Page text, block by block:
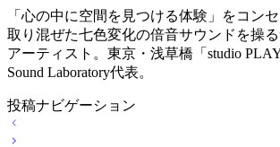
「心の中に空間を見つける体験」をコン
取り混ぜた七色変化の倍音サウンドを操
アーティスト。東京・浅草橋「studio
Sound Laboratory代表。
投稿ナビゲーション